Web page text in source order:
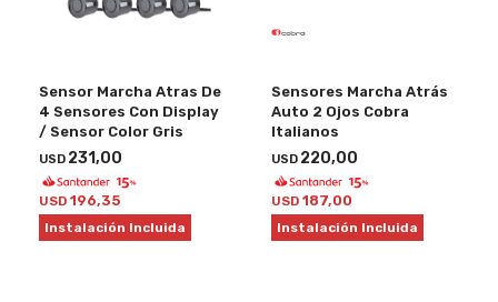
Sensor Marcha Atras De
4 Sensores Con Display
/ Sensor Color Gris
USD 231,00
USD 196,35
Instalación Incluida
Sensores Marcha Atrás
Auto 2 Ojos Cobra
Italianos
USD 220,00
USD 187,00
Instalación Incluida